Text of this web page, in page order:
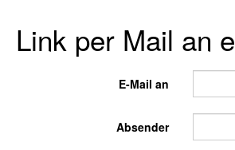
Link per Mail an
E-Mail an
Absender